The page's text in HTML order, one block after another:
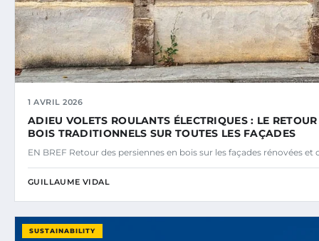
1 AVRIL 2026
ADIEU VOLETS ROULANTS ÉLECTRIQUES : LE
BOIS TRADITIONNELS SUR TOUTES LES FAÇADES
EN BREF Retour des persiennes en bois sur les façades rénovées
GUILLAUME VIDAL
SUSTAINABILITY